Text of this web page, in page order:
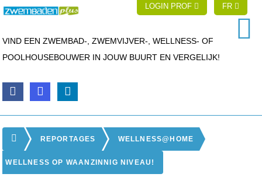
LOGIN PROF FR
VIND EEN ZWEMBAD-, ZWEMVIJVER-, WELLNESS- OF
POOLHOUSEBOUWER IN JOUW BUURT EN VERGELIJK!
REPORTAGES WELLNESS@HOME
WELLNESS OP WAANZINNIG NIVEAU!